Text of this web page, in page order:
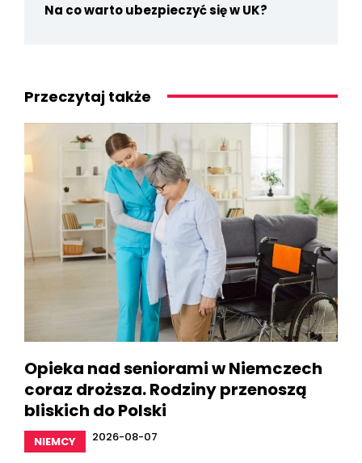
Na co warto ubezpieczyć się w UK?
Przeczytaj także
Opieka nad seniorami w Niemczech
coraz droższa. Rodziny przenoszą
bliskich do Polski
NIEMCY 2026-08-07